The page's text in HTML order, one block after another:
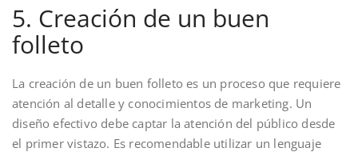
5. Creación de un buen
folleto
La creación de un buen folleto es un proceso que requiere
atención al detalle y conocimientos de marketing. Un
diseño efectivo debe captar la atención del público desde
el primer vistazo. Es recomendable utilizar un lenguaje